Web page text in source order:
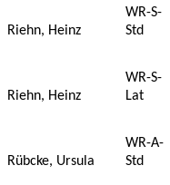
Riehn, Heinz
WR-S-
Std
Riehn, Heinz
WR-S-
Lat
Rübcke, Ursula
WR-A-
Std